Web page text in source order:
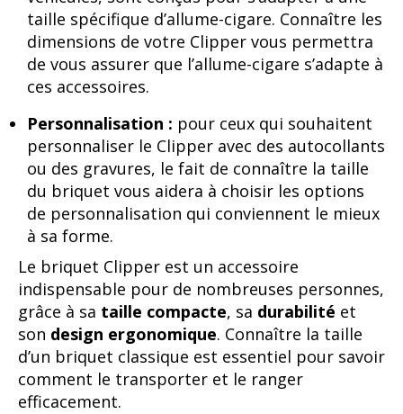
taille spécifique d’allume-cigare. Connaître les
dimensions de votre Clipper vous permettra
de vous assurer que l’allume-cigare s’adapte à
ces accessoires.
Personnalisation : pour ceux qui souhaitent
personnaliser le Clipper avec des autocollants
ou des gravures, le fait de connaître la taille
du briquet vous aidera à choisir les options
de personnalisation qui conviennent le mieux
à sa forme.
Le briquet Clipper est un accessoire
indispensable pour de nombreuses personnes,
grâce à sa taille compacte, sa durabilité et
son design ergonomique. Connaître la taille
d’un briquet classique est essentiel pour savoir
comment le transporter et le ranger
efficacement.